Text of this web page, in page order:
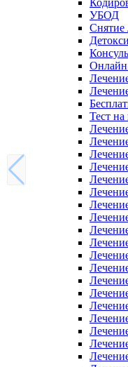
УБОД
Снятие
Онлайн
Тест на